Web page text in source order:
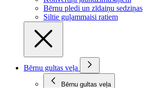
Bērnu pledi un zīdaiņu sedziņas
Siltie guļammaisi ratiem
Bērnu gultas veļa
Bērnu gultas veļa